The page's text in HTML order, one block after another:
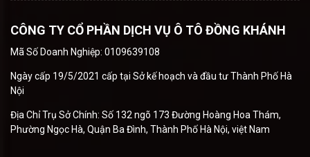
CÔNG TY CỔ PHẦN DỊCH VỤ Ô TÔ ĐỒNG KHÁNH
Mã Số Doanh Nghiệp: 0109639108
Ngày cấp 19/5/2021 cấp tại Sở kế hoạch và đầu tư Thành Phố Hà
Nội
Địa Chỉ Trụ Sở Chính: Số 132 ngõ 173 Đường Hoàng Hoa Thám,
Phường Ngọc Hà, Quận Ba Đình, Thành Phố Hà Nội, việt Nam